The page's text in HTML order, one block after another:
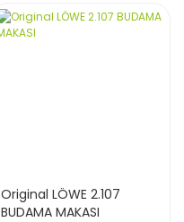
Original LÖWE 2.107
BUDAMA MAKASI